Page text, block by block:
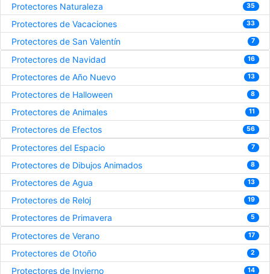
Protectores Naturaleza 35
Protectores de Vacaciones 33
Protectores de San Valentín 7
Protectores de Navidad 16
Protectores de Año Nuevo 13
Protectores de Halloween 8
Protectores de Animales 11
Protectores de Efectos 56
Protectores del Espacio 7
Protectores de Dibujos Animados 8
Protectores de Agua 13
Protectores de Reloj 19
Protectores de Primavera 5
Protectores de Verano 17
Protectores de Otoño 2
Protectores de Invierno 14